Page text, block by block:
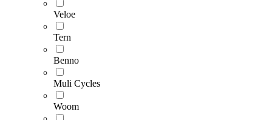
Veloe
Tern
Benno
Muli Cycles
Woom